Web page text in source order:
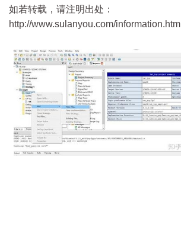
如若转载，请注明出处：
http://www.sulanyou.com/information.html